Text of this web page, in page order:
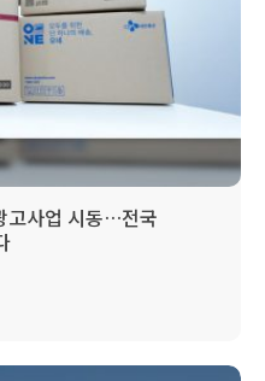
고사업 시동…전국